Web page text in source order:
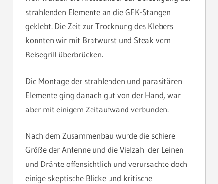
strahlenden Elemente an die GFK-Stangen
geklebt. Die Zeit zur Trocknung des Klebers
konnten wir mit Bratwurst und Steak vom
Reisegrill überbrücken.
Die Montage der strahlenden und parasitären
Elemente ging danach gut von der Hand, war
aber mit einigem Zeitaufwand verbunden.
Nach dem Zusammenbau wurde die schiere
Größe der Antenne und die Vielzahl der Leinen
und Drähte offensichtlich und verursachte doch
einige skeptische Blicke und kritische